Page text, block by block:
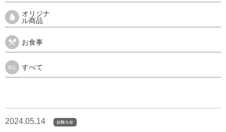
オリジナ
ル商品
お食事
すべて
2024.05.14 お知らせ